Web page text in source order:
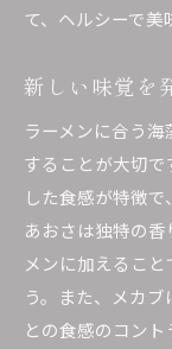
て、ヘルシーで美
新しい味覚を
ラーメンに合う
することが大切
した食感が特徴
あおさは独特の
メンに加えるこ
う。また、メカ
との食感のコン